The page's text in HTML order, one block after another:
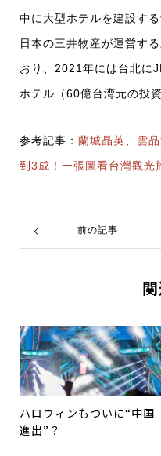
中に大型ホテルを建設す
日本の三井物産が運営す
おり、2021年には台北に
ホテル（60億台湾元の投
参考記事： 蘭城晶英、雲
到3成！一張圖看台灣觀光
前の記事
ハロウィンもついに“中国
進出”？